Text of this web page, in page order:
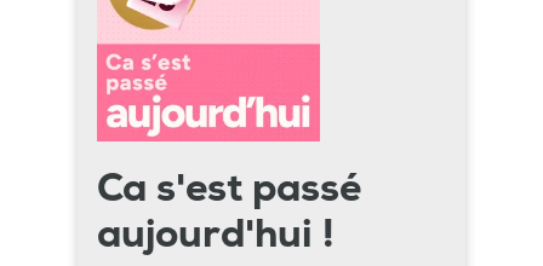
Ca s'est passé
aujourd'hui !